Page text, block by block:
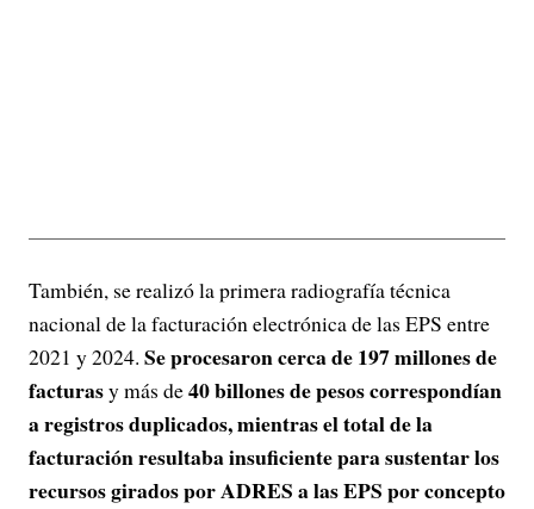
También, se realizó la primera radiografía técnica
nacional de la facturación electrónica de las EPS entre
2021 y 2024. Se procesaron cerca de 197 millones de
facturasy más de40 billones de pesos correspondían
a registros duplicados, mientras el total de la
facturación resultaba insuficiente para sustentar los
recursos girados por ADRES a las EPS por concepto